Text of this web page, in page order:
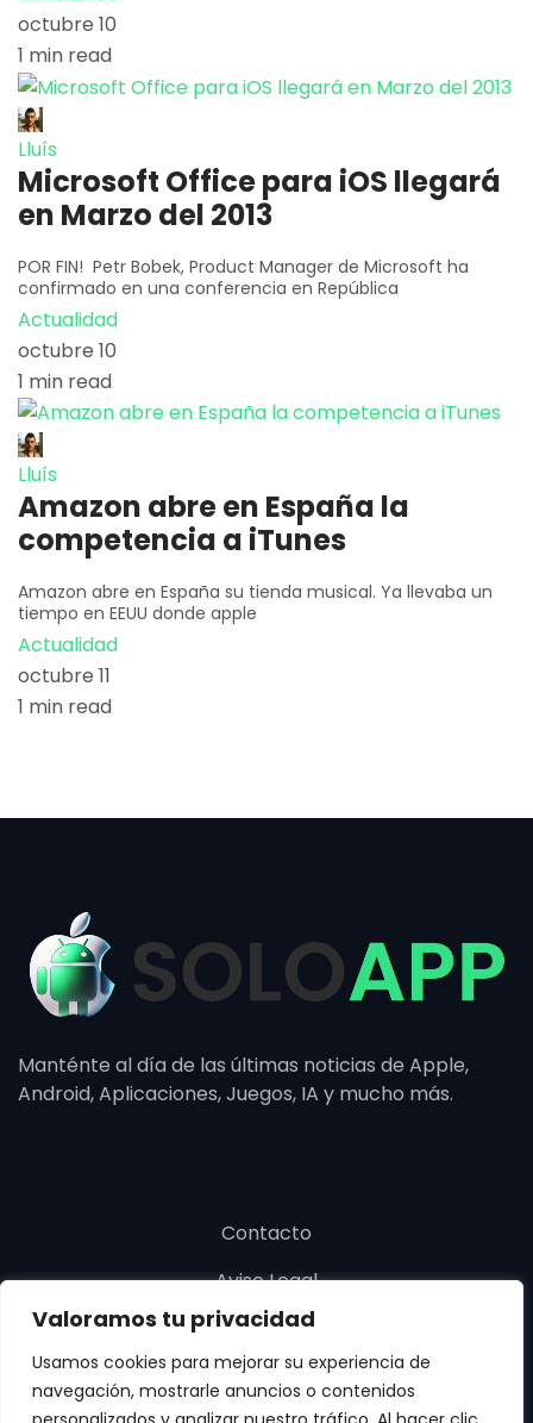
Valoramos tu privacidad
Usamos cookies para mejorar su experiencia de
navegación, mostrarle anuncios o contenidos
octubre 10
1 min read
Lluís
Microsoft Office para iOS llegará
en Marzo del 2013
POR FIN! Petr Bobek, Product Manager de Microsoft ha
confirmado en una conferencia en República
Actualidad
octubre 10
1 min read
Lluís
Amazon abre en España la
competencia a iTunes
Amazon abre en España su tienda musical. Ya llevaba un
tiempo en EEUU donde apple
Actualidad
octubre 11
1 min read
Manténte al día de las últimas noticias de Apple,
Android, Aplicaciones, Juegos, IA y mucho más.
Contacto
Aviso Legal
Política de cookies
Política de privacidad